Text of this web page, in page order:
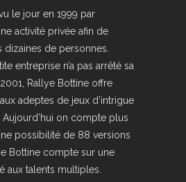
le jour en 1999 par
activité privée afin de
de personnes.
entreprise n’a pas arrêté sa
Rallye Bottine offre
adeptes de jeux d’intrigue
on compte plus
possibilité de 88 versions
Bottine compte sur une
aux talents multiples.